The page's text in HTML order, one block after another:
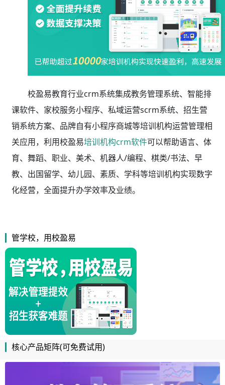
校盈易教育行业crm系统集成教务管理系统、智能排
课软件、家校服务小程序、私域运营scrm系统、招生营
销系统方案、品牌自有小程序商城等培训机构运营管理相
关应用，利用校盈易培训机构crm软件可以帮助语言、体
育、舞蹈、职业、美术、机器人/编程、棋类/书法、早
教、出国留学、幼儿园、素质、学科等培训机构实现数字
化经营，全面提升办学效率及业绩。
管学校，用校盈易
核心产品矩阵(可免费试用)